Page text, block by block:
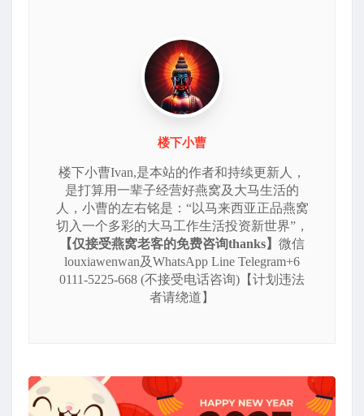
楼下小曹
楼下小曹Ivan,是本站的作者和持续更新人，
是打算用一辈子经营好燕窝及大马生活的
人，小曹的左右铭是：“以马来西亚正品燕窝
切入一个多彩的大马工作生活投资新世界”，
【仅接受燕窝老客的免费咨询thanks】 微信
louxiawenwan及WhatsApp Line Telegram+6
0111-5225-668 (不接受电话咨询)【计划违法
者请绕道】